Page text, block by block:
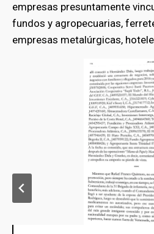
empresas presuntamente
fundos y agropecuarias,
empresas metalúrgicas,